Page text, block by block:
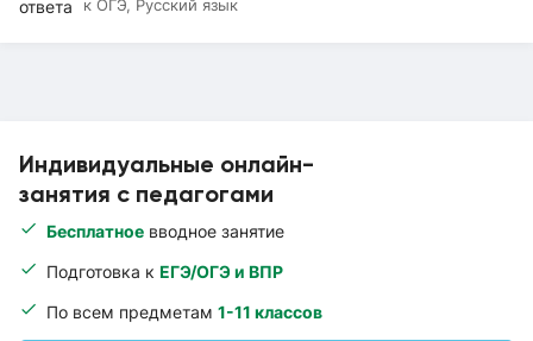
Индивидуальные онлайн-
занятия с педагогами
Бесплатное вводное занятие
Подготовка к ЕГЭ/ОГЭ и ВПР
По всем предметам 1-11 классов
к ОГЭ, Русский язык